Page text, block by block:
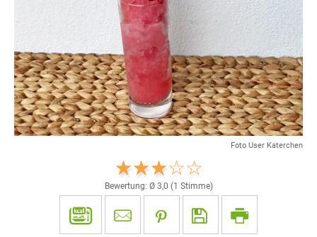
Foto User Katerchen
Bewertung: Ø 3,0 (1 Stimme)